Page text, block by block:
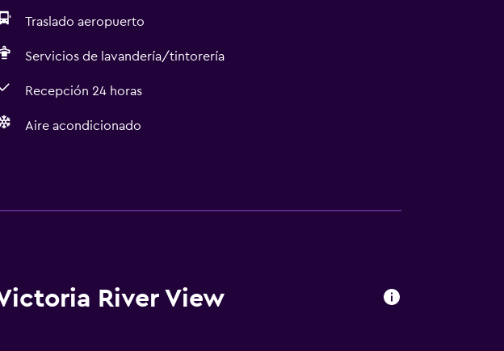
Traslado aeropuerto
Servicios de lavandería/tintorería
Recepción 24 horas
Aire acondicionado
River View